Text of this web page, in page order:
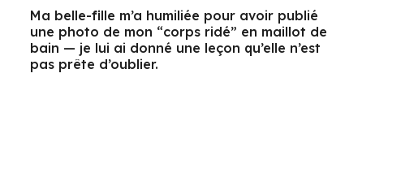
Ma belle-fille m’a humiliée pour avoir publié
une photo de mon “corps ridé” en maillot de
bain — je lui ai donné une leçon qu’elle n’est
pas prête d’oublier.